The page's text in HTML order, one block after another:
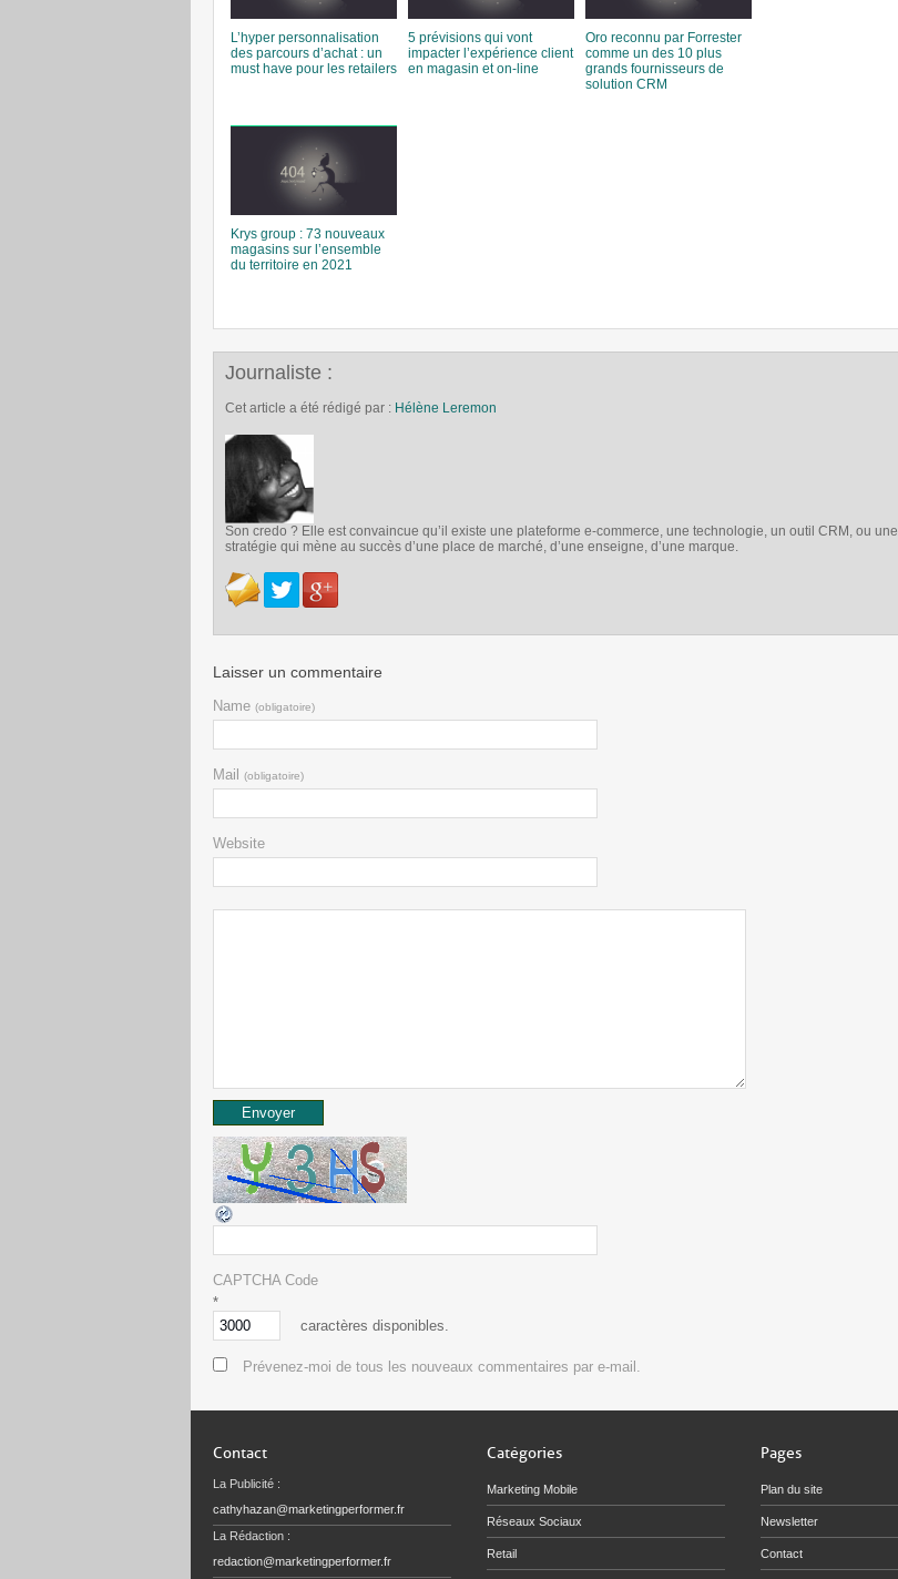
L’hyper personnalisation
des parcours d’achat : un
must have pour les retailers
5 prévisions qui vont
impacter l’expérience client
en magasin et on-line
Oro reconnu par Forrester
comme un des 10 plus
grands fournisseurs de
solution CRM
Krys group : 73 nouveaux
magasins sur l’ensemble
du territoire en 2021
Journaliste :
Cet article a été rédigé par : Hélène Leremon
Son credo ? Elle est convaincue qu’il existe une plateforme e-commerce, une technologie, un outil CRM, ou une
stratégie qui mène au succès d’une place de marché, d’une enseigne, d’une marque.
Laisser un commentaire
Name (obligatoire)
Mail (obligatoire)
Website
CAPTCHA Code
*
caractères disponibles.
Prévenez-moi de tous les nouveaux commentaires par e-mail.
Contact
La Publicité :
cathyhazan@marketingperformer.fr
La Rédaction :
redaction@marketingperformer.fr
Catégories
Marketing Mobile
Réseaux Sociaux
Retail
Pages
Plan du site
Newsletter
Contact